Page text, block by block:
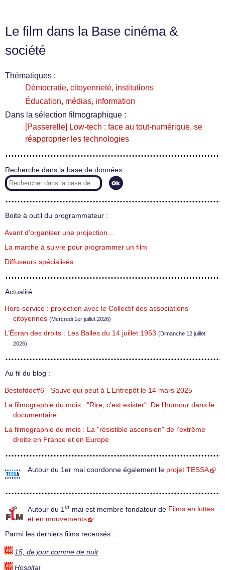
Le film dans la Base cinéma &
société
Thématiques :
Démocratie, citoyenneté, institutions
Éducation, médias, information
Dans la sélection filmographique :
[Passerelle] Low-tech : face au tout-numérique, se
réapproprier les technologies
Recherche dans la base de données
Boite à outil du programmateur :
Avant d’organiser une projection…
La marche à suivre pour programmer un film
Diffuseurs spécialisés
Actualité :
Hors-service : projection avec le Collectif des associations
citoyennes (Mercredi 1er juillet 2026)
L’Écran des droits : Les Balles du 14 juillet 1953 (Dimanche 12 juillet
2026)
Au fil du blog :
Bestofdoc#6 - Sauve qui peut à L’Entrepôt le 14 mars 2025
La filmographie du mois : "Rire, c’est exister". De l’humour dans le
documentaire
La filmographie du mois : La "résistible ascension" de l’extrême
droite en France et en Europe
Autour du 1er mai coordonne également le projet TESSA
Autour du 1 er mai est membre fondateur de Films en luttes
et en mouvements
Parmi les derniers films recensés :
15, de jour comme de nuit
Hospital